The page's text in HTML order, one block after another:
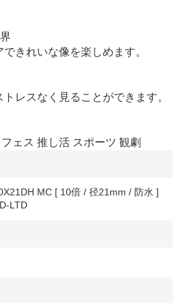
きれいな像を楽しめます。
レスなく見ることができます。
ェス 推し活 スポーツ 観劇
MC [ 10倍 / 径21mm / 防水 ]
LTD